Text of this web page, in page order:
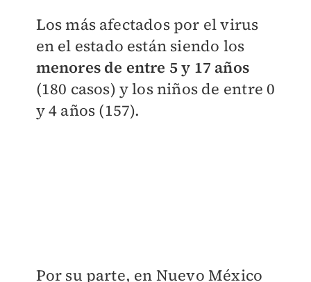
Los más afectados por el virus
en el estado están siendo los
menores de entre 5 y 17 años
(180 casos) y los niños de entre 0
y 4 años (157).
Por su parte, en Nuevo México